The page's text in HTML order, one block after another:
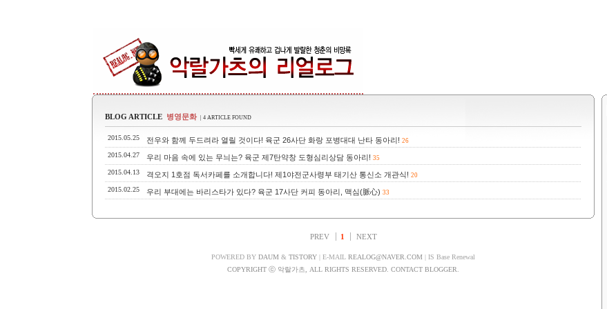
BLOG ARTICLE 병영문화 | 4 ARTICLE FOUND
2015.05.25 전우와 함께 두드려라 열릴 것이다! 육군 26사단 화랑 포병대대 난타 동아리! 26
2015.04.27 우리 마음 속에 있는 무늬는? 육군 제7탄약창 도형심리상담 동아리! 35
2015.04.13 격오지 1호점 독서카페를 소개합니다! 제1야전군사령부 태기산 통신소 개관식! 20
2015.02.25 우리 부대에는 바리스타가 있다? 육군 17사단 커피 동아리, 맥심(脈心) 33
PREV 1 NEXT
POWERED BY DAUM & TISTORY | E-MAIL REALOG@NAVER.COM | IS Base Renewal
COPYRIGHT ⓒ 악랄가츠, ALL RIGHTS RESERVED. CONTACT BLOGGER.